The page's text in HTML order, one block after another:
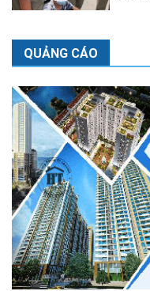
QUẢNG CÁO